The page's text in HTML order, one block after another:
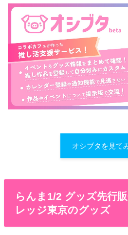
オシブタを見て
らんま1/2 グッズ先行
レッジ東京のグッズ